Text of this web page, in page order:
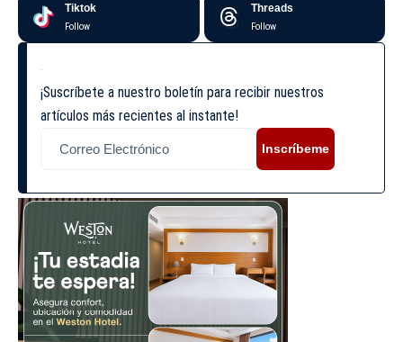
Tiktok
Follow
Threads
Follow
¡Suscríbete a nuestro boletín para recibir nuestros
artículos más recientes al instante!
Inscríbeme